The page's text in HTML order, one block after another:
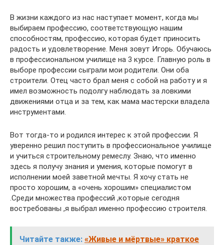
В жизни каждого из нас наступает момент, когда мы
выбираем профессию, соответствующую нашим
способностям, профессию, которая будет приносить
радость и удовлетворение. Меня зовут Игорь. Обучаюсь
в профессиональном училище на 3 курсе. Главную роль в
выборе профессии сыграли мои родители. Они оба
строители. Отец часто брал меня с собой на работу и я
имел возможность подолгу наблюдать за ловкими
движениями отца и за тем, как мама мастерски владела
инструментами.
Вот тогда-то и родился интерес к этой профессии. Я
уверенно решил поступить в профессиональное училище
и учиться строительному ремеслу. Знаю, что именно
здесь я получу знания и умения, которые помогут в
исполнении моей заветной мечты. Я хочу стать не
просто хорошим, а «очень хорошим» специалистом
.Среди множества профессий ,которые сегодня
востребованы ,я выбрал именно профессию строителя.
Читайте также: «Живые и мёртвые» краткое